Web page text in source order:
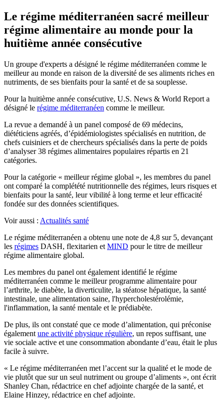
Le régime méditerranéen sacré meilleur
régime alimentaire au monde pour la
huitième année consécutive
Un groupe d'experts a désigné le régime méditerranéen comme le
meilleur au monde en raison de la diversité de ses aliments riches en
nutriments, de ses bienfaits pour la santé et de sa souplesse.
Pour la huitième année consécutive, U.S. News & World Report a
désigné le régime méditerranéen comme le meilleur.
La revue a demandé à un panel composé de 69 médecins,
diététiciens agréés, d’épidémiologistes spécialisés en nutrition, de
chefs cuisiniers et de chercheurs spécialisés dans la perte de poids
d’analyser 38 régimes alimentaires populaires répartis en 21
catégories.
Pour la cat­é­go­rie « meilleur régime global », les membres du panel
ont com­paré la com­plé­té­té nut­ri­tion­nelle des régimes, leurs risques et
bien­faits pour la santé, leur vi­bi­li­té à long terme et leur effi­ca­cité
fond­ée sur des données scient­ifiques.
Voir aussi : Actualités santé
Le régime méditerranéen a obtenu une note de 4,8 sur 5, devançant
les régimes DASH, flexitarien et MIND pour le titre de meilleur
régime alimentaire global.
Les membres du panel ont également identifié le régime
méditerranéen comme le meilleur programme alimentaire pour
l’arthrite, le diabète, la diverticulite, la stéatose hépatique, la santé
intestinale, une alimentation saine, l'hypercholestérolémie,
l'inflammation, la santé mentale et le prédiabète.
De plus, ils ont constaté que ce mode d’alimentation, qui préconise
également une activité physique régulière, un repos suffisant, une
vie sociale active et une consommation abondante d’eau, était le plus
facile à suivre.
« Le régime méditerranéen met l’accent sur la qualité et le mode de
vie plutôt que sur un seul nutriment ou groupe d’aliments », ont écrit
Shanley Chan, rédactrice en chef adjointe chargée de la santé, et
Elaine Hinzey, rédactrice en chef adjointe.